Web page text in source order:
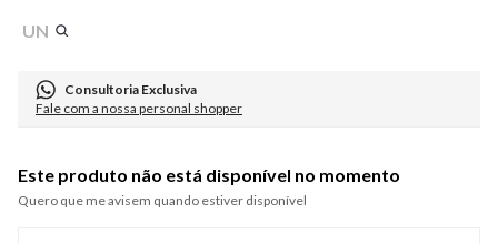
UN
Consultoria Exclusiva
Fale com a nossa personal shopper
Este produto não está disponível no momento
Quero que me avisem quando estiver disponível